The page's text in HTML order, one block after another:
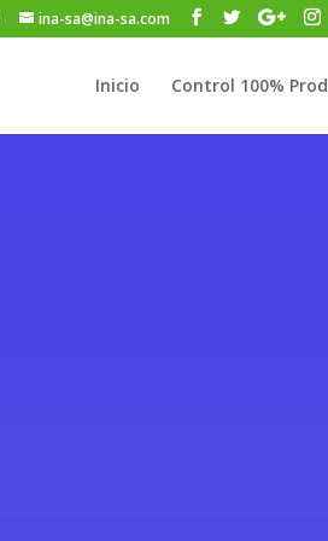
ina-sa@ina-sa.com
Inicio Control 100%